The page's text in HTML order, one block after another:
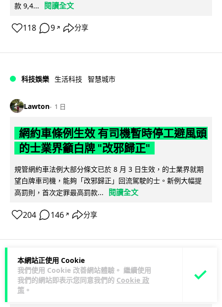
本網站正使用 Cookie
我們使用 Cookie 改善網站體驗。 繼續使用
我們的網站即表示您同意我們的 Cookie 政
策 。
款 9,4...
閱讀全文
118 9 ↗ 分享
科技娛樂 生活科技 智慧城市
Lawton 1 日
網約車條例生效 有司機暫時停工避風頭
的士業界籲白牌 "改邪歸正"
規管網約車法例大部分條文已於 8 月 3 日生效，的士業界就期
望白牌車司機，能夠「改邪歸正」回流駕駛的士。新例大幅提
高罰則，首次定罪最高罰款...
閱讀全文
204 146 ↗ 分享
人工智能
Lawton